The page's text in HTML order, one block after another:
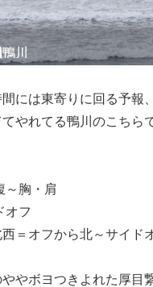
鴨川
には東寄りに回る予報
やれてる鴨川のこちら
～胸・肩
オフ
＝オフから北～サイド
ややボヨつきよれた厚目